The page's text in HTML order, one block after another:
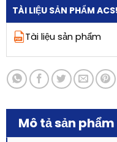
TÀI LIỆU SẢN PHẨM
Tài liệu sản phẩm
Mô tả sản phẩm